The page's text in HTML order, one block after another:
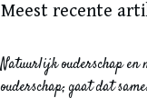
Meest recente
Natuurlijk ouderschap en
ouderschap; gaat dat